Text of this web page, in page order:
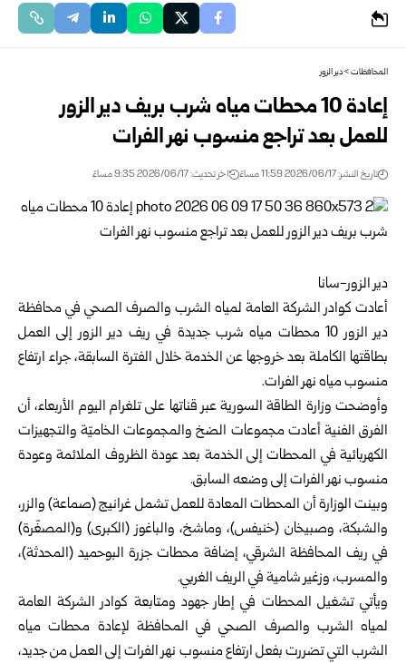
المحافظات>دير الزور
إعادة 10 محطات مياه شرب بريف دير الزور
للعمل بعد تراجع منسوب نهر الفرات
تاريخ النشر: 2026/06/17 11:59 مساءً اخر تحديث: 2026/06/17 9:35 مساءً
دير الزور-سانا
أعادت كوادر الشركة العامة لمياه الشرب والصرف الصحي في محافظة
دير الزور
‌‏10 محطات مياه شرب جديدة في ريف دير الزور إلى العمل
بطاقتها الكاملة بعد خروجها عن ‏الخدمة خلال الفترة السابقة، جراء ارتفاع
منسوب مياه نهر الفرات.‏
وأوضحت وزارة الطاقة السورية عبر قناتها على تلغرام اليوم الأربعاء، أن
الفرق الفنية أعادت ‏مجموعات الضخ والمجموعات الخاميّة والتجهيزات
الكهربائية في المحطات إلى الخدمة بعد ‏عودة الظروف الملائمة وعودة
منسوب نهر الفرات إلى وضعه السابق.‏
وبينت الوزارة أن المحطات المعادة للعمل تشمل غرانيج (صماعة) والزر،
والشبكة، وصبيخان ‌‏(خنيفس)، و‏ماشخ، والباغوز (الكبرى) و(المصغّرة)
في ريف المحافظة الشرقي، إضافة محطات ‏جزرة البوحميد (المحدثة)،
والمسرب، وزغير شامية في الريف الغربي.‏
ويأتي تشغيل المحطات في إطار جهود ومتابعة كوادر الشركة العامة
لمياه الشرب والصرف ‏الصحي في المحافظة لإعادة محطات مياه
الشرب التي تضررت بفعل ارتفاع منسوب نهر ‏الفرات إلى العمل من جديد،